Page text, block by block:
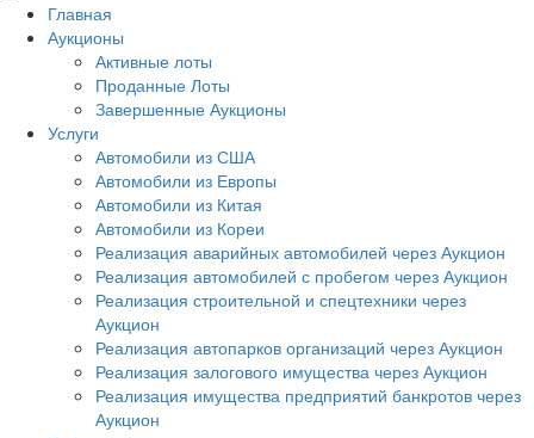
Главная
Аукционы
Активные лоты
Проданные Лоты
Завершенные Аукционы
Услуги
Автомобили из США
Автомобили из Европы
Автомобили из Китая
Автомобили из Кореи
Реализация аварийных автомобилей через Аукцион
Реализация автомобилей с пробегом через Аукцион
Реализация строительной и спецтехники через
Аукцион
Реализация автопарков организаций через Аукцион
Реализация залогового имущества через Аукцион
Реализация имущества предприятий банкротов через
Аукцион